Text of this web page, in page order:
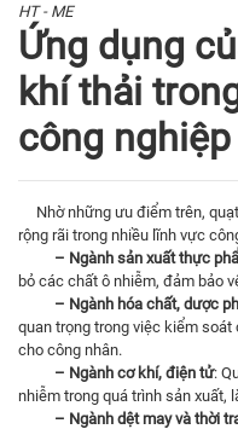
HT - ME
Ứng dụng
khí thải
công nghiệp
Nhờ những ưu điểm trên,
rộng rãi trong nhiều lĩnh vực
– Ngành sản xuất thực
bỏ các chất ô nhiễm, đảm bảo
– Ngành hóa chất, dược
quan trọng trong việc kiểm
cho công nhân.
– Ngành cơ khí, điện tử:
nhiễm trong quá trình sản xuất,
– Ngành dệt may và thời